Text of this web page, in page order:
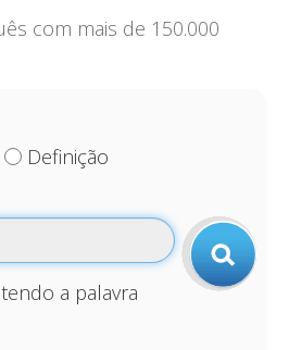
com mais de 150.000
Definição
a palavra